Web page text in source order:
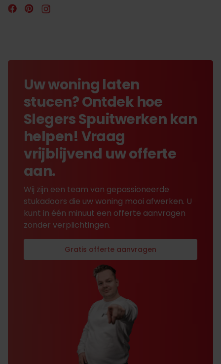
Uw woning laten
stucen? Ontdek hoe
Slegers Spuitwerken kan
helpen! Vraag
vrijblijvend uw offerte
aan.
Wij zijn een team van gepassioneerde
stukadoors die uw woning mooi afwerken. U
kunt in één minuut een offerte aanvragen
zonder verplichtingen.
Gratis offerte aanvragen